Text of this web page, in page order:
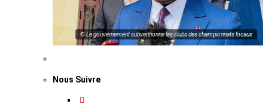
© Le gouvernement subventionne les clubs des championnats locaux
Nous Suivre